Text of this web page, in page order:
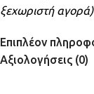
ξεχωριστή αγορά)
Επιπλέον
Αξιολογήσεις (0)